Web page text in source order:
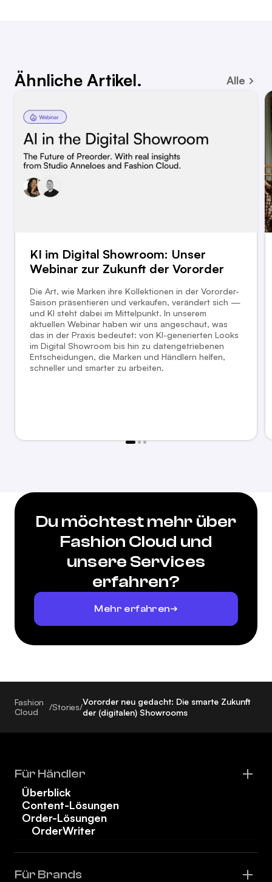
Ähnliche Artikel. Alle
KI im Digital Showroom: Unser
Webinar zur Zukunft der Vororder
Die Art, wie Marken ihre Kollektionen in der Vororder-
Saison präsentieren und verkaufen, verändert sich —
und KI steht dabei im Mittelpunkt. In unserem
aktuellen Webinar haben wir uns angeschaut, was
das in der Praxis bedeutet: von KI-generierten Looks
im Digital Showroom bis hin zu datengetriebenen
Entscheidungen, die Marken und Händlern helfen,
schneller und smarter zu arbeiten.
Du möchtest mehr über
Fashion Cloud und
unsere Services
erfahren?
Mehr erfahren
Fashion
Cloud
/Stories/
Vororder neu gedacht: Die smarte Zukunft
der (digitalen) Showrooms
Für Händler
Überblick
Content-Lösungen
Order-Lösungen
OrderWriter
Für Brands